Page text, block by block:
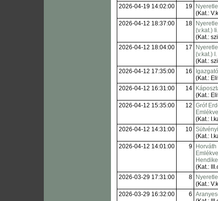
2026-04-19 14:02:00
19
(Kat.:
2026-04-12 18:37:00
18
(v.kat.)
(Kat.:
2026-04-12 18:04:00
17
(v.kat.)
(Kat.:
2026-04-12 17:35:00
16
(Kat.:
2026-04-12 16:31:00
14
(Kat.:
2026-04-12 15:35:00
12 Gróf
(Kat.:
2026-04-12 14:31:00
10
(Kat.:
2026-04-12 14:01:00
9
(Kat.:
2026-03-29 17:31:00
8
(Kat.:
2026-03-29 16:32:00
6